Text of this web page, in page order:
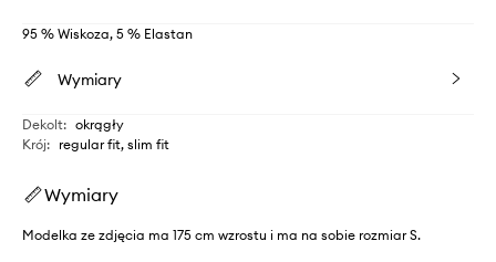
95 % Wiskoza, 5 % Elastan
Wymiary
Dekolt: okrągły
Krój: regular fit, slim fit
Wymiary
Modelka ze zdjęcia ma 175 cm wzrostu i ma na sobie rozmiar S.